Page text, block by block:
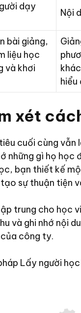
dạy
Nội
bài giảng,
liệu học
và khơi
hiểu
xét
cuối cùng vẫn
những gì họ
bạn thiết kế
sự thuận tiện
trung cho học
và ghi nhớ nội
công ty.
Lấy người